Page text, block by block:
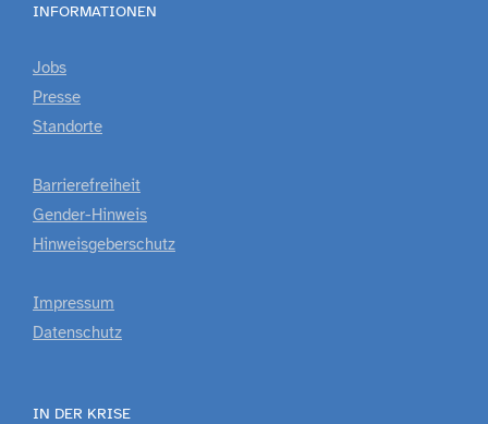
INFORMATIONEN
Jobs
Presse
Standorte
Barrierefreiheit
Gender-Hinweis
Hinweisgeberschutz
Impressum
Datenschutz
IN DER KRISE